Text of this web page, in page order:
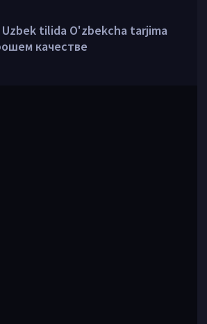
Uzbek tilida O'zbekcha tarjima
качестве